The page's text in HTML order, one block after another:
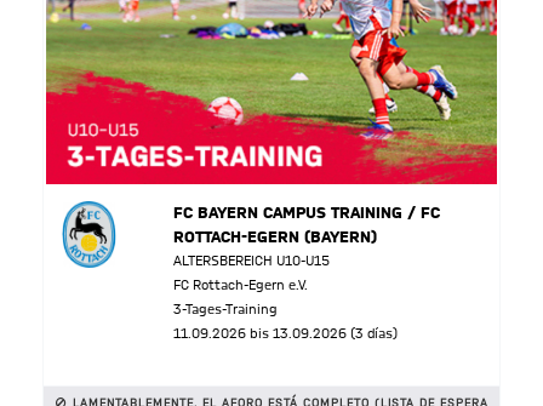
FC BAYERN CAMPUS TRAINING / FC
ROTTACH-EGERN (BAYERN)
ALTERSBEREICH U10-U15
FC Rottach-Egern e.V.
3-Tages-Training
11.09.2026 bis 13.09.2026 (3 días)
LAMENTABLEMENTE, EL AFORO ESTÁ COMPLETO (LISTA DE ESPERA